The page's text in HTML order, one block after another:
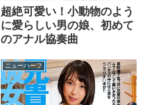
超絶可愛い！小動物のよう
に愛らしい男の娘、初めて
のアナル協奏曲
ニューハーフ